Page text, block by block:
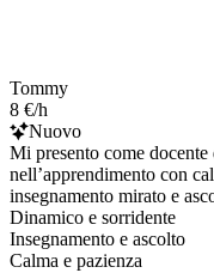
Tommy
8 €/h
Nuovo
Mi presento come
nell’apprendimento con
insegnamento mirato e
Dinamico e sorridente
Insegnamento e ascolto
Calma e pazienza